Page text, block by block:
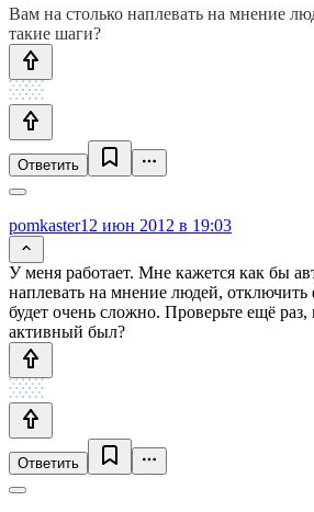
Вам на столько наплевать на мнение
такие шаги?
Ответить
pomkaster12 июн 2012 в 19:03
У меня работает. Мне кажется как бы
наплевать на мнение людей,
будет очень сложно. Проверьте ещё
активный был?
Ответить